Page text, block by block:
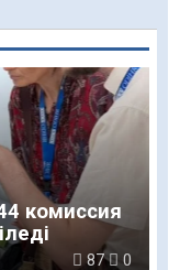
комиссия
87 0